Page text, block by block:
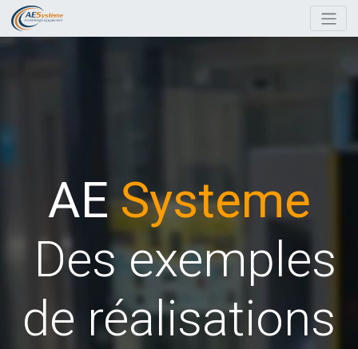
AE Systeme
Des exemples
de réalisations